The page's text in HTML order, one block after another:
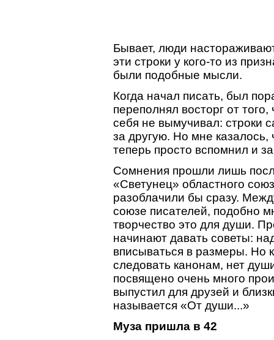
Бывает, люди
эти строки у кого-то из
были подобные мысли.
Когда начал писать, был
переполнял восторг от
себя не вымучивал: строки
за другую. Но мне казалось,
теперь просто вспомнил и
Сомнения прошли лишь
«Светунец» областного
разоблачили бы сразу.
союзе писателей, подобно
творчество это для души.
начинают давать советы:
вписываться в размеры. Но
следовать канонам, нет
посвящено очень много
выпустил для друзей и
называется «От души...»
Муза пришла в 42